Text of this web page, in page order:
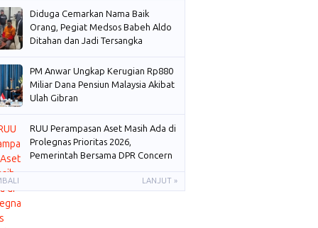
Diduga Cemarkan Nama Baik
Orang, Pegiat Medsos Babeh Aldo
Ditahan dan Jadi Tersangka
PM Anwar Ungkap Kerugian Rp880
Miliar Dana Pensiun Malaysia Akibat
Ulah Gibran
RUU Perampasan Aset Masih Ada di
Prolegnas Prioritas 2026,
Pemerintah Bersama DPR Concern
LANJUT »